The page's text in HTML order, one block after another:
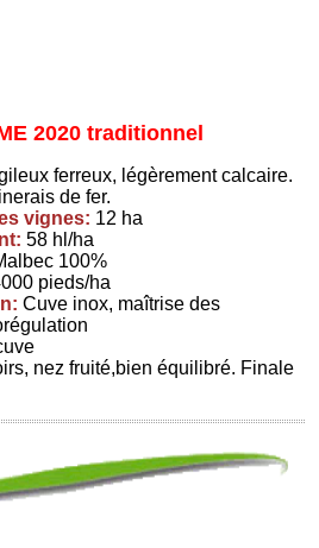
2020 traditionnel
ferreux, légèrement calcaire.
de fer.
vignes: 12 ha
58 hl/ha
100%
pieds/ha
Cuve inox, maîtrise des
nez fruité,bien équilibré. Finale